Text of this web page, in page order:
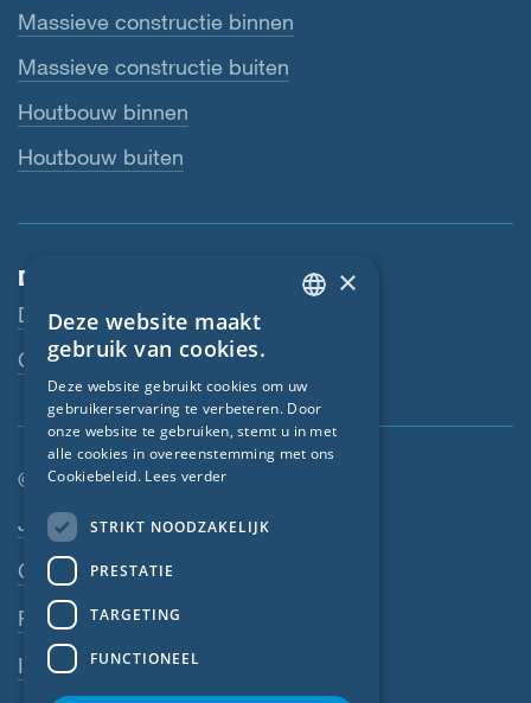
Massieve constructie binnen
Massieve constructie buiten
Houtbouw binnen
Houtbouw buiten
Dienstverlening
Downloads
Contactpersoon
© SIGA 2026
Footer-navigatie
Jobs
Contact
Privacyverklaring
Impressum
FRENCH
CZECH
×
Deze website maakt
gebruik van cookies.
Deze website gebruikt cookies om uw
gebruikerservaring te verbeteren. Door
onze website te gebruiken, stemt u in met
alle cookies in overeenstemming met ons
Cookiebeleid. Lees verder
STRIKT NOODZAKELIJK
PRESTATIE
TARGETING
FUNCTIONEEL